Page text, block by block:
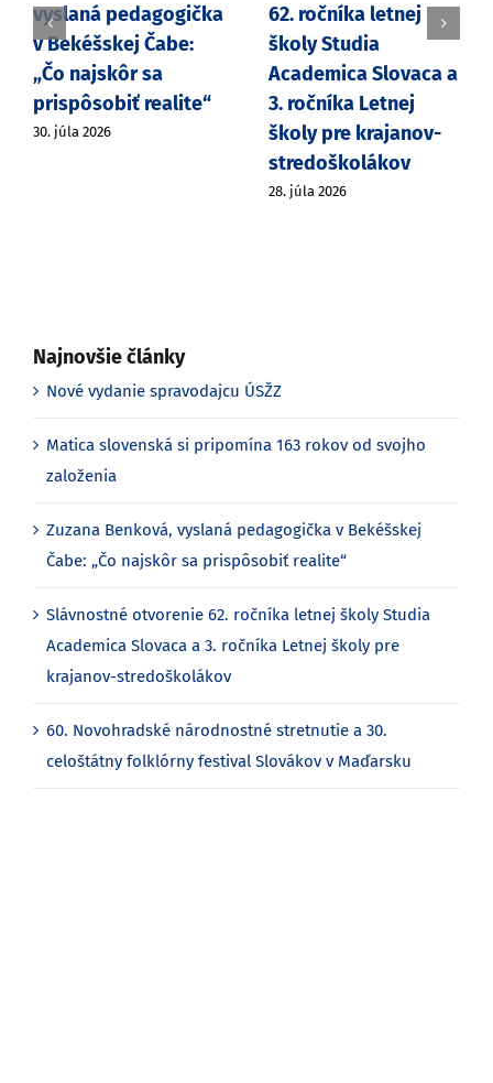
62. ročníka letnej
školy Studia
Academica Slovaca a
3. ročníka Letnej
školy pre krajanov-
národnostné
stretnutie a 30.
celoštátny folklórny
festival Slovákov v
Maďarsku
28. júla 2026
Najnovšie články
Čabe: „Čo najskôr sa prispôsobiť realite“
Academica Slovaca a 3. ročníka Letnej školy pre